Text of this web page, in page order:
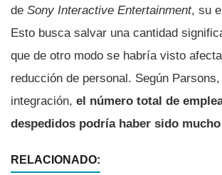
de Sony Interactive Entertainment, su
Esto busca salvar una cantidad
que de otro modo se habría visto
reducción de personal. Según
integración, el número total de
despedidos podría haber sido
RELACIONADO: